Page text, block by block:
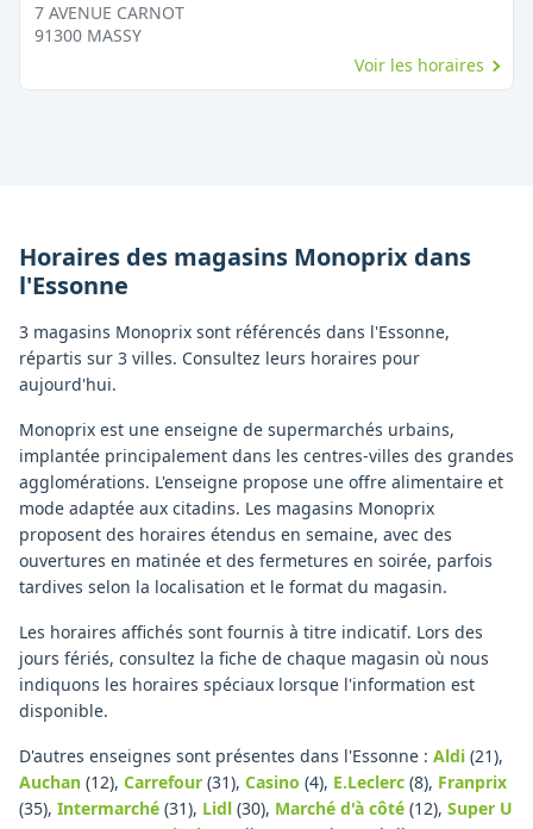
7 AVENUE CARNOT
91300 MASSY
Voir les horaires
Horaires des magasins Monoprix dans
l'Essonne
3 magasins Monoprix sont référencés dans l'Essonne,
répartis sur 3 villes. Consultez leurs horaires pour
aujourd'hui.
Monoprix est une enseigne de supermarchés urbains,
implantée principalement dans les centres-villes des grandes
agglomérations. L'enseigne propose une offre alimentaire et
mode adaptée aux citadins. Les magasins Monoprix
proposent des horaires étendus en semaine, avec des
ouvertures en matinée et des fermetures en soirée, parfois
tardives selon la localisation et le format du magasin.
Les horaires affichés sont fournis à titre indicatif. Lors des
jours fériés, consultez la fiche de chaque magasin où nous
indiquons les horaires spéciaux lorsque l'information est
disponible.
D'autres enseignes sont présentes dans l'Essonne : Aldi (21),
Auchan (12), Carrefour (31), Casino (4), E.Leclerc (8), Franprix
(35), Intermarché (31), Lidl (30), Marché d'à côté (12), Super U